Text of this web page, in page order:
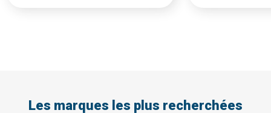
Les marques les plus recherchées